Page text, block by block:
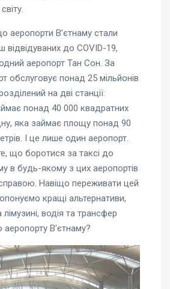
В’єтнаму стали
відвідуваних до COVID-19,
аеропорт Тан Сон. За
обслуговує понад 25 мільйонів
на дві станції:
понад 40 000 квадратних
яка займає площу понад 90
І це лише один аеропорт.
що боротися за таксі до
в будь-якому з цих аеропортів
Навіщо переживати цей
кращі альтернативи,
водія та трансфер
В’єтнаму?